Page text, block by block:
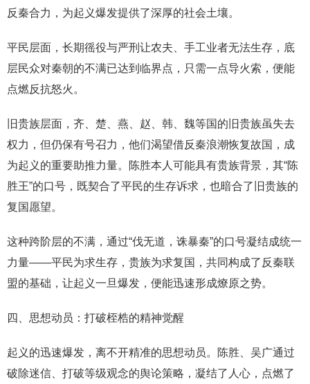
反秦合力，为起义爆发提供了深厚的社会土壤。
平民层面，长期徭役与严刑让农夫、手工业者无法生存，底
层民众对秦朝的不满已达到临界点，只需一点导火索，便能
点燃反抗怒火。
旧贵族层面，齐、楚、燕、赵、韩、魏等国的旧贵族虽失去
权力，但仍保有号召力，他们渴望借反秦浪潮恢复故国，成
为起义的重要助推力量。陈胜本人可能具有贵族背景，其“陈
胜王”的口号，既契合了平民的生存诉求，也暗合了旧贵族的
复国愿望。
这种跨阶层的不满，通过“伐无道，诛暴秦”的口号凝结成统一
力量——平民为求生存，贵族为求复国，共同构成了反秦联
盟的基础，让起义一旦爆发，便能迅速形成燎原之势。
四、思想动员：打破桎梏的精神觉醒
起义的迅速爆发，离不开精准的思想动员。陈胜、吴广通过
破除迷信、打破等级观念的舆论策略，凝结了人心，点燃了